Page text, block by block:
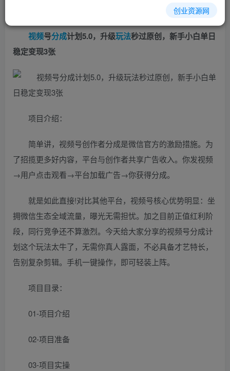
视频号分成计划5.0，升级玩法秒过原创，新手小白单日
稳定变现3张
项目介绍：
简单讲，视频号创作者分成是微信官方的激励措施。为
了招揽更多好内容，平台与创作者共享广告收入。你发视频
→用户点击观看→平台加载广告→你获得分成。
就是如此直接!对比其他平台，视频号核心优势明显：坐
拥微信生态全域流量，曝光无需担忧。加之目前正值红利阶
段，同行竞争还不算激烈。今天给大家分享的视频号分成计
划这个玩法太牛了，无需你真人露面，不必具备才艺特长，
告别复杂剪辑。手机一键操作，即可轻装上阵。
项目目录：
01-项目介绍
02-项目准备
03-项目实操
创业资源网